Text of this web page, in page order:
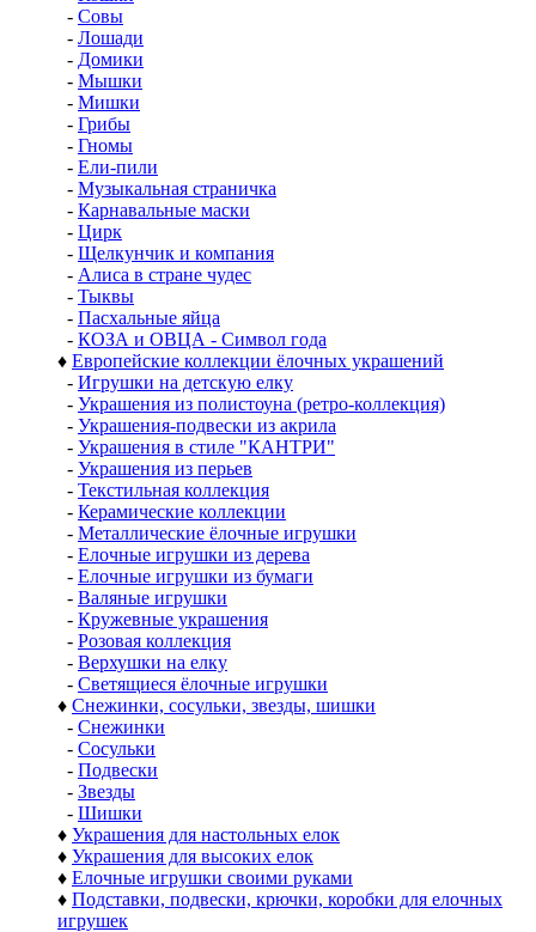
- Совы
- Лошади
- Домики
- Мышки
- Мишки
- Грибы
- Гномы
- Ели-пили
- Музыкальная страничка
- Карнавальные маски
- Цирк
- Щелкунчик и компания
- Алиса в стране чудес
- Тыквы
- Пасхальные яйца
- КОЗА и ОВЦА - Символ года
♦ Европейские коллекции ёлочных украшений
- Игрушки на детскую елку
- Украшения из полистоуна (ретро-коллекция)
- Украшения-подвески из акрила
- Украшения в стиле "КАНТРИ"
- Украшения из перьев
- Текстильная коллекция
- Керамические коллекции
- Металлические ёлочные игрушки
- Елочные игрушки из дерева
- Елочные игрушки из бумаги
- Валяные игрушки
- Кружевные украшения
- Розовая коллекция
- Верхушки на елку
- Светящиеся ёлочные игрушки
♦ Снежинки, сосульки, звезды, шишки
- Снежинки
- Сосульки
- Подвески
- Звезды
- Шишки
♦ Украшения для настольных елок
♦ Украшения для высоких елок
♦ Елочные игрушки своими руками
♦ Подставки, подвески, крючки, коробки для елочных
игрушек